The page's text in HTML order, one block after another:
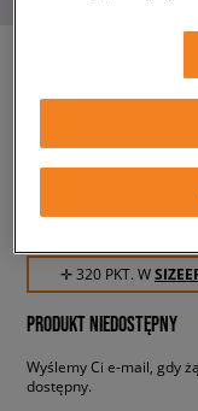
dziecięce, sneakersy
319,99 zł
✛ 320 PKT. W
PRODUKT NIEDOSTĘPNY
Wyślemy Ci e-mail, gdy
dostępny.